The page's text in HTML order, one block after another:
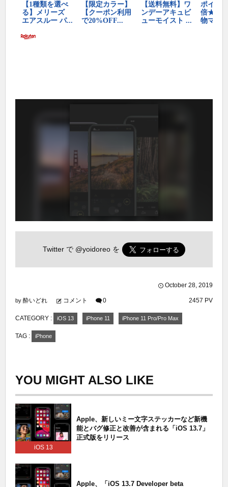
Twitter で @yoidoreo を
October 28, 2019
by 酔いどれ コメント 0 2457 PV
CATEGORY : iOS 13 iPhone 11 iPhone 11 Pro/Pro Max
TAG : iPhone
YOU MIGHT ALSO LIKE
iOS 13
Apple、新しいミー文字ステッカーなど新機
能とバグ修正と改善が含まれる「iOS 13.7」
正式版をリリース
Apple、「iOS 13.7 Developer beta